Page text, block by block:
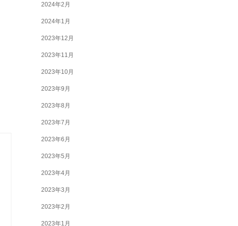
2024年2月
2024年1月
2023年12月
2023年11月
2023年10月
2023年9月
2023年8月
2023年7月
2023年6月
2023年5月
2023年4月
2023年3月
2023年2月
2023年1月